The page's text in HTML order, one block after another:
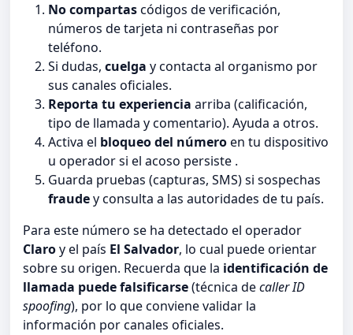
No compartascódigos de verificación,
números de tarjeta ni contraseñas por
teléfono.
Si dudas, cuelga y contacta al organismo por
sus canales oficiales.
Reporta tu experiencia arriba (calificación,
tipo de llamada y comentario). Ayuda a otros.
Activa el bloqueo del númeroen tu dispositivo
u operador si el acoso persiste .
Guarda pruebas (capturas, SMS) si sospechas
fraudey consulta a las autoridades de tu país.
Para este número se ha detectado el operador
Claroy el país El Salvador, lo cual puede orientar
sobre su origen. Recuerda que la identificación de
llamada puede falsificarse(técnica decaller ID
spoofing), por lo que conviene validar la
información por canales oficiales.